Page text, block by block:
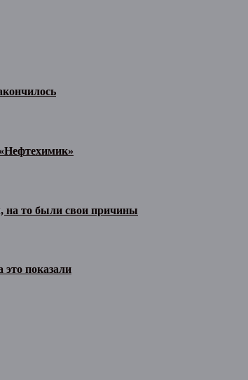
на то были свои причины
показали